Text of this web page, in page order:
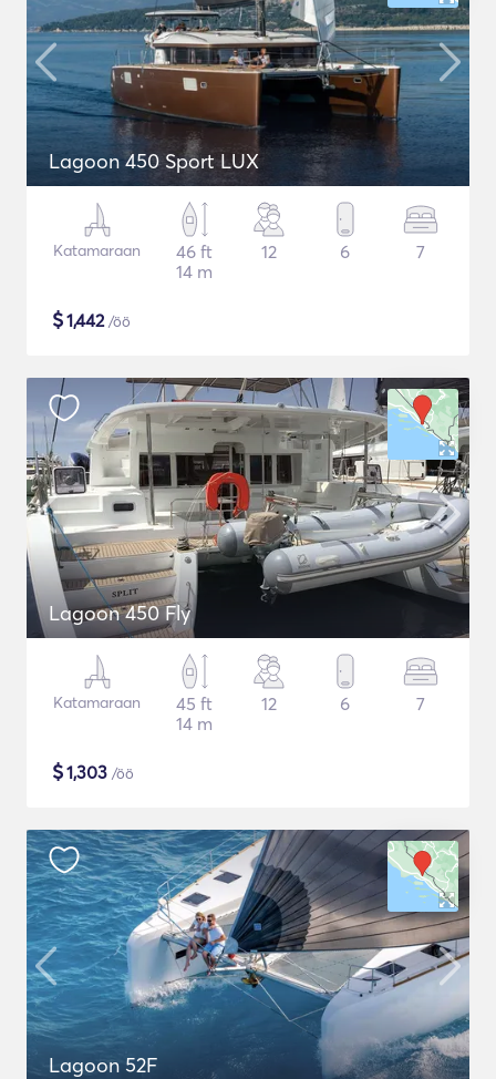
Lagoon 450 Sport LUX
Katamaraan
46 ft
14 m
12 6 7
$1,442/öö
Lagoon 450 Fly
Katamaraan
45 ft
14 m
12 6 7
$1,303 /öö
Lagoon 52F